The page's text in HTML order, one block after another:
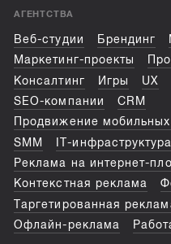
АГЕНТСТВА
Веб-студии Брендинг
Маркетинг-проекты
Консалтинг
Игры UX
SEO-компании
CRM
Продвижение
SMM
IT-
Реклама на интернет-
Контекстная реклама
Таргетированная
Офлайн-реклама